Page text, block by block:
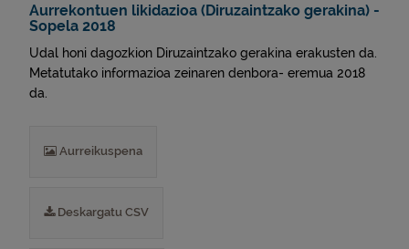
Aurrekontuen likidazioa (Diruzaintzako gerakina) -
Sopela 2018
Udal honi dagozkion Diruzaintzako gerakina erakusten da.
Metatutako informazioa zeinaren denbora- eremua 2018
da.
Aurreikuspena
Deskargatu CSV